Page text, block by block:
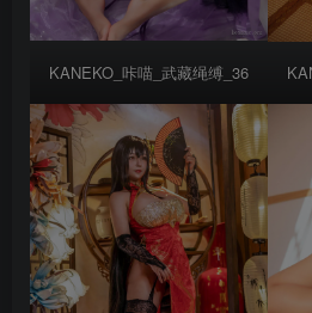
KANEKO_咔喵_武藏绳缚_36